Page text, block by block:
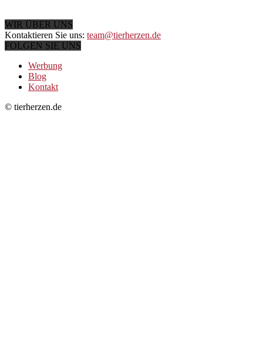
WIR ÜBER UNS
Kontaktieren Sie uns: team@tierherzen.de
FOLGEN SIE UNS
Werbung
Blog
Kontakt
© tierherzen.de